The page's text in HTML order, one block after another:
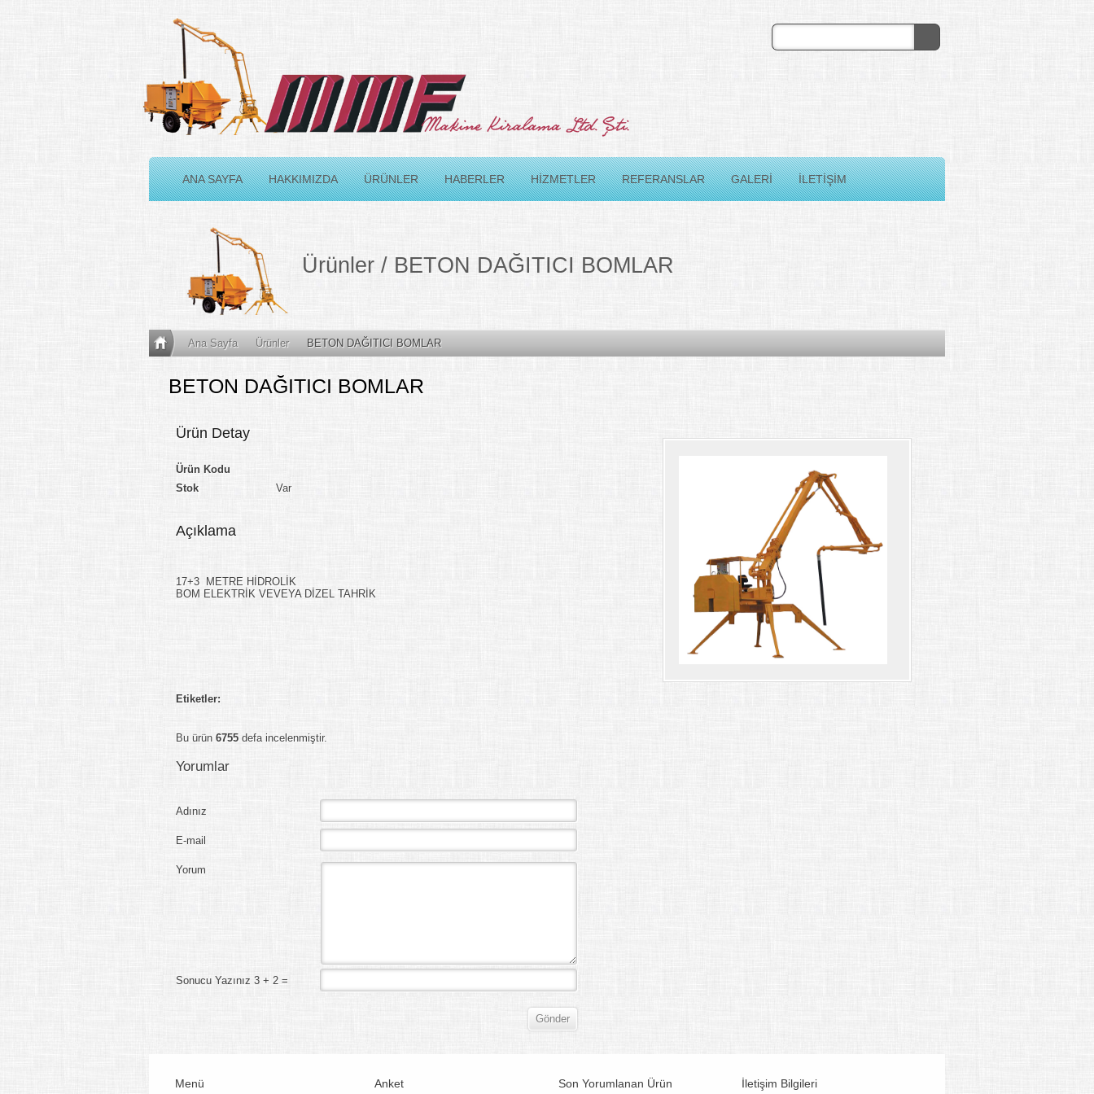
ANA SAYFA HAKKIMIZDA ÜRÜNLER HABERLER HİZMETLER REFERANSLAR GALERİ İLETİŞİM
Ürünler / BETON DAĞITICI BOMLAR
Ana Sayfa Ürünler BETON DAĞITICI BOMLAR
BETON DAĞITICI BOMLAR
Ürün Detay
Ürün Kodu
Stok
Var
Açıklama
17+3 METRE HİDROLİK
BOM ELEKTRİK VEVEYA DİZEL TAHRİK
Etiketler:
Bu ürün 6755 defa incelenmiştir.
Yorumlar
Adınız
E-mail
Yorum
Sonucu Yazınız 3 + 2 =
Menü Anket Son Yorumlanan Ürün İletişim Bilgileri